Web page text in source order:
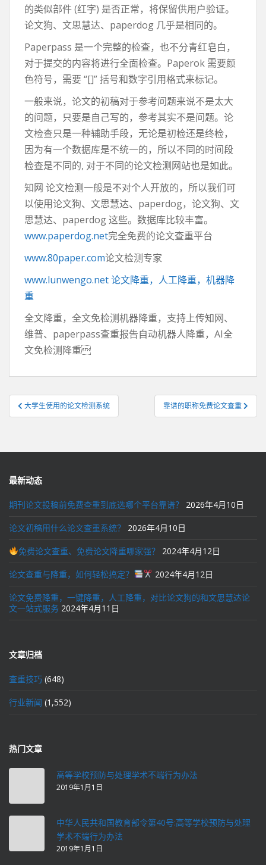
的类似部件 (红字) 是否正常，将保留供用户验证。
论文狗、文思慧达、paperdog 几乎是相同的。
Paperpass 是一个完整的检查，也不分青红皂白，
对于提交的内容将进行全面检查。Paperok 需要颜
色符号，需要 “[]” 括号和数字引用格式来标记。
一般来说，论文的初稿对于参考问题来说不是太大
的问题，只要是自己写的，参考其实不是问题。论
文检查只是一种辅助手段，无论是初检还是终检，
因为有一个数据库是不统一的，所以不同的时间段
检查是不同的, 对于不同的论文检测网站也是如此。
知网 论文检测一般是不对个人开放的，所以我们可
以使用论文狗、文思慧达、paperdog，论文狗、文
思慧达、paperdog 这些。数据库比较丰富。
www.paperdog.net完全免费的论文查重平台
www.80paper.com论文检测专家
www.lunwengo.net 论文降重，人工降重，机器降
重
全文降重，全文免检测机器降重，支持上传知网、
维普、paperpass查重报告自动机器人降重，AI全
文免检测降重
文
章
航
大学生使用的论文检测系统 靠谱的职称免费论文查重
最新动态
期刊论文投稿前免费查重到底选哪个平台靠谱？ 2026年4月10日
论文初稿用什么论文查重系统？ 2026年4月10日
免费论文查重、免费论文降重哪家强？ 2024年4月12日
论文查重与降重，如何轻松搞定？ 2024年4月12日
论文免费降重，一键降重，人工降重，对比论文狗的和文思慧达论
文一站式服务 2024年4月11日
文章归档
查重技巧 (648)
行业新闻 (1,552)
热门文章
高等学校预防与处理学术不端行为办法
2019年1月1日
中华人民共和国教育部令第40号:高等学校预防与处理
学术不端行为办法
2019年1月1日